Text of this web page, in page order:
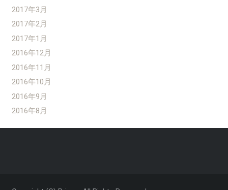
2017年3月
2017年2月
2017年1月
2016年12月
2016年11月
2016年10月
2016年9月
2016年8月